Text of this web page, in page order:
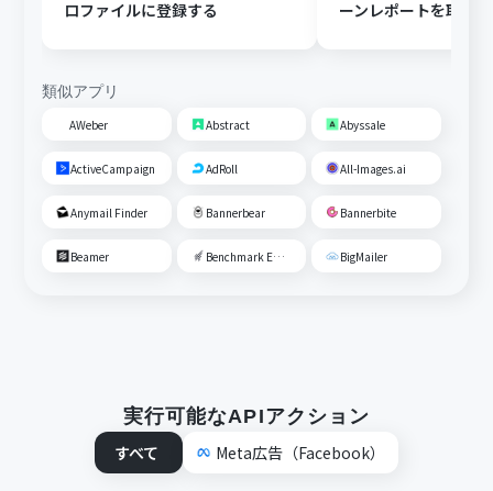
ロファイルに登録する
ーンレポートを取得
類似アプリ
AWeber Abstract Abyssale
ActiveCampaign AdRoll All-Images.ai
Anymail Finder Bannerbear Bannerbite
Beamer Benchmark Email BigMailer
実行可能なAPIアクション
すべて
Meta広告（Facebook）